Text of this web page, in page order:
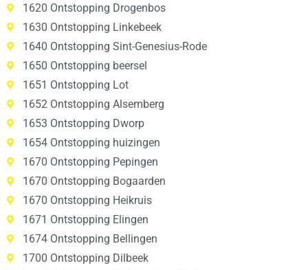
1620 Ontstopping Drogenbos
1630 Ontstopping Linkebeek
1640 Ontstopping Sint-Genesius-Rode
1650 Ontstopping beersel
1651 Ontstopping Lot
1652 Ontstopping Alsemberg
1653 Ontstopping Dworp
1654 Ontstopping huizingen
1670 Ontstopping Pepingen
1670 Ontstopping Bogaarden
1670 Ontstopping Heikruis
1671 Ontstopping Elingen
1674 Ontstopping Bellingen
1700 Ontstopping Dilbeek